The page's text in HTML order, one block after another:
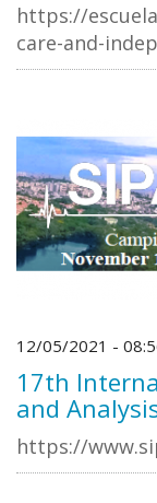
https://
care-and-
12/05/2021 -
17th
and
https://